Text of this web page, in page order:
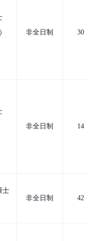
非全日制 30
非全日制 14
士
非全日制 42